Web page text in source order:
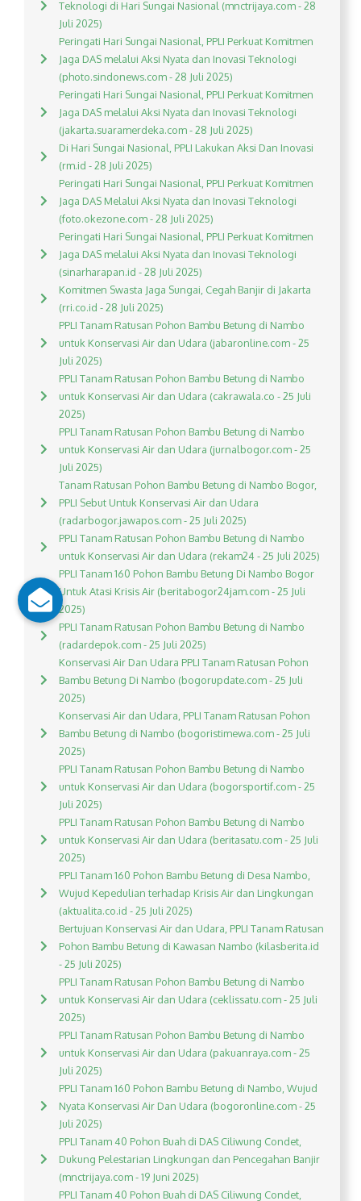
Teknologi di Hari Sungai Nasional (mnctrijaya.com - 28
Juli 2025)
Peringati Hari Sungai Nasional, PPLI Perkuat Komitmen
Jaga DAS melalui Aksi Nyata dan Inovasi Teknologi
(photo.sindonews.com - 28 Juli 2025)
Peringati Hari Sungai Nasional, PPLI Perkuat Komitmen
Jaga DAS melalui Aksi Nyata dan Inovasi Teknologi
(jakarta.suaramerdeka.com - 28 Juli 2025)
Di Hari Sungai Nasional, PPLI Lakukan Aksi Dan Inovasi
(rm.id - 28 Juli 2025)
Peringati Hari Sungai Nasional, PPLI Perkuat Komitmen
Jaga DAS Melalui Aksi Nyata dan Inovasi Teknologi
(foto.okezone.com - 28 Juli 2025)
Peringati Hari Sungai Nasional, PPLI Perkuat Komitmen
Jaga DAS melalui Aksi Nyata dan Inovasi Teknologi
(sinarharapan.id - 28 Juli 2025)
Komitmen Swasta Jaga Sungai, Cegah Banjir di Jakarta
(rri.co.id - 28 Juli 2025)
PPLI Tanam Ratusan Pohon Bambu Betung di Nambo
untuk Konservasi Air dan Udara (jabaronline.com - 25
Juli 2025)
PPLI Tanam Ratusan Pohon Bambu Betung di Nambo
untuk Konservasi Air dan Udara (cakrawala.co - 25 Juli
2025)
PPLI Tanam Ratusan Pohon Bambu Betung di Nambo
untuk Konservasi Air dan Udara (jurnalbogor.com - 25
Juli 2025)
Tanam Ratusan Pohon Bambu Betung di Nambo Bogor,
PPLI Sebut Untuk Konservasi Air dan Udara
(radarbogor.jawapos.com - 25 Juli 2025)
PPLI Tanam Ratusan Pohon Bambu Betung di Nambo
untuk Konservasi Air dan Udara (rekam24 - 25 Juli 2025)
PPLI Tanam 160 Pohon Bambu Betung Di Nambo Bogor
Untuk Atasi Krisis Air (beritabogor24jam.com - 25 Juli
2025)
PPLI Tanam Ratusan Pohon Bambu Betung di Nambo
(radardepok.com - 25 Juli 2025)
Konservasi Air Dan Udara PPLI Tanam Ratusan Pohon
Bambu Betung Di Nambo (bogorupdate.com - 25 Juli
2025)
Konservasi Air dan Udara, PPLI Tanam Ratusan Pohon
Bambu Betung di Nambo (bogoristimewa.com - 25 Juli
2025)
PPLI Tanam Ratusan Pohon Bambu Betung di Nambo
untuk Konservasi Air dan Udara (bogorsportif.com - 25
Juli 2025)
PPLI Tanam Ratusan Pohon Bambu Betung di Nambo
untuk Konservasi Air dan Udara (beritasatu.com - 25 Juli
2025)
PPLI Tanam 160 Pohon Bambu Betung di Desa Nambo,
Wujud Kepedulian terhadap Krisis Air dan Lingkungan
(aktualita.co.id - 25 Juli 2025)
Bertujuan Konservasi Air dan Udara, PPLI Tanam Ratusan
Pohon Bambu Betung di Kawasan Nambo (kilasberita.id
- 25 Juli 2025)
PPLI Tanam Ratusan Pohon Bambu Betung di Nambo
untuk Konservasi Air dan Udara (ceklissatu.com - 25 Juli
2025)
PPLI Tanam Ratusan Pohon Bambu Betung di Nambo
untuk Konservasi Air dan Udara (pakuanraya.com - 25
Juli 2025)
PPLI Tanam 160 Pohon Bambu Betung di Nambo, Wujud
Nyata Konservasi Air Dan Udara (bogoronline.com - 25
Juli 2025)
PPLI Tanam 40 Pohon Buah di DAS Ciliwung Condet,
Dukung Pelestarian Lingkungan dan Pencegahan Banjir
(mnctrijaya.com - 19 Juni 2025)
PPLI Tanam 40 Pohon Buah di DAS Ciliwung Condet,